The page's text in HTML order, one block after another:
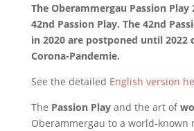
The Oberammergau Passion
42nd Passion Play. The 42nd
in 2020 are postponed until 2022
Corona-Pandemie.
See the detailed English version
The Passion Play and the art of
Oberammergau to a world-known